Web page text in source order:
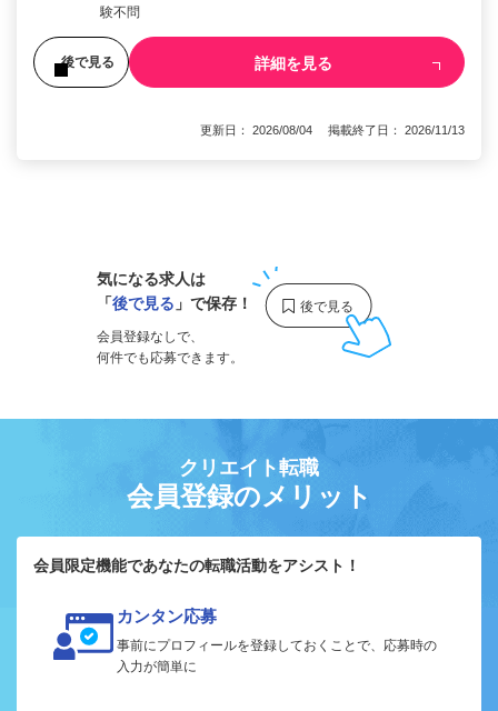
験不問
後で見る 詳細を見る
更新日： 2026/08/04 掲載終了日： 2026/11/13
気になる求人は
「後で見る 」で保存！
会員登録なしで、
何件でも応募できます。
クリエイト転職
会員登録のメリット
会員限定機能であなたの転職活動をアシスト！
カンタン応募
事前にプロフィールを登録しておくことで、応募時の
入力が簡単に